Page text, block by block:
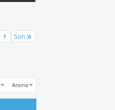
Son
Arama